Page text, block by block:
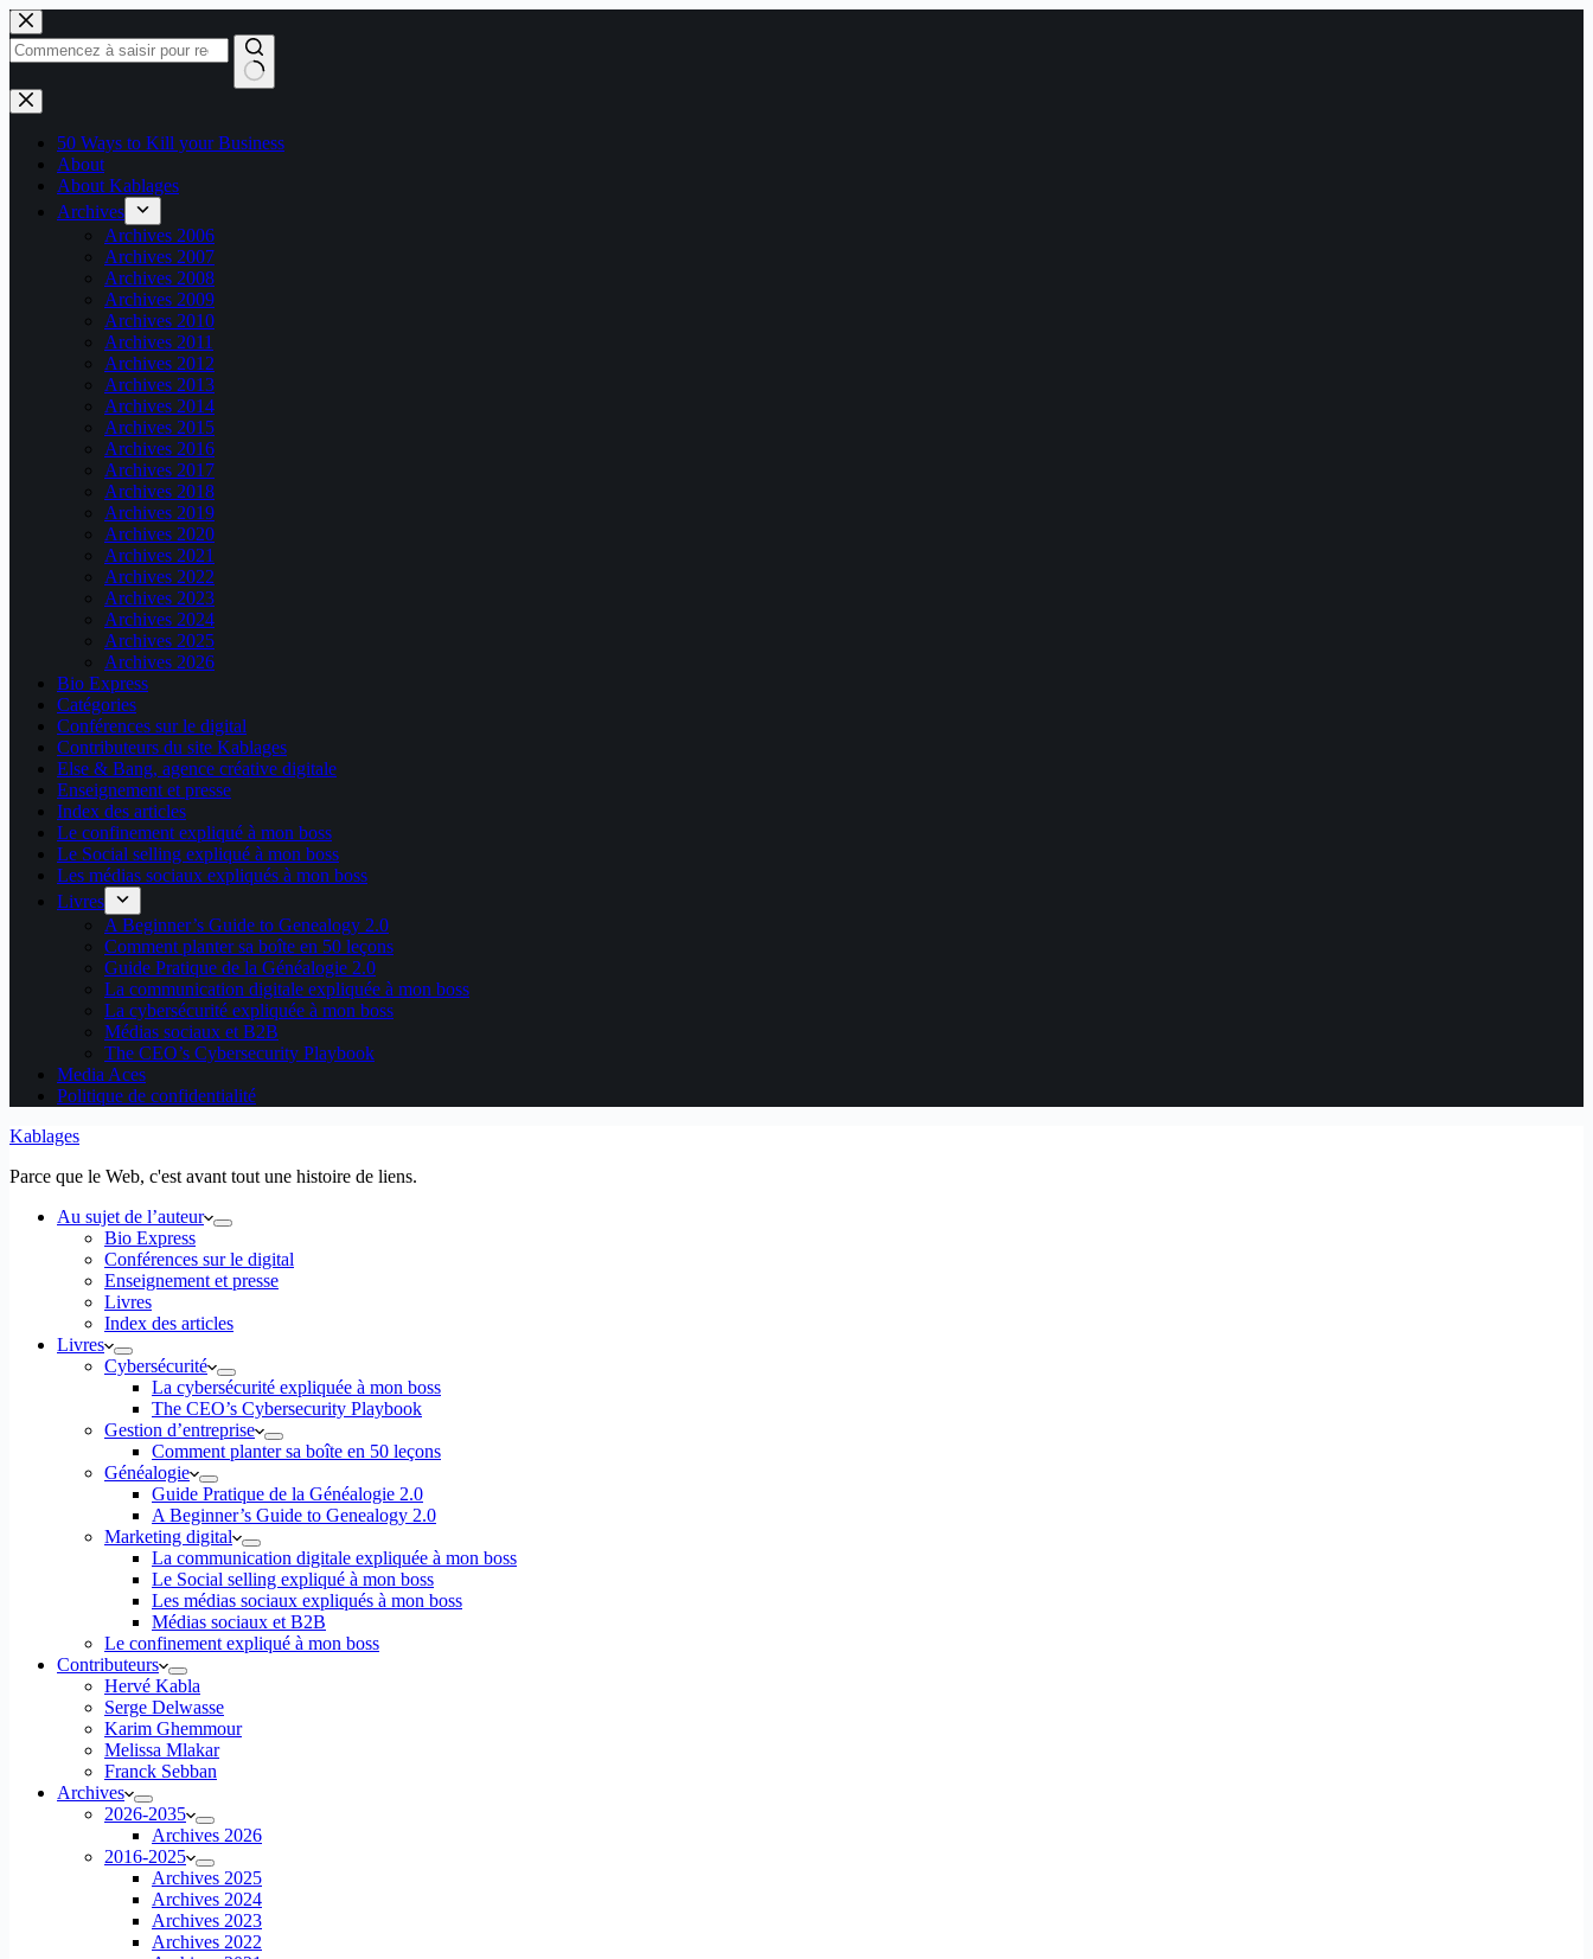
Passer
au
contenu
Aucun
résultat
50 Ways to Kill your Business
About
About Kablages
Archives
Archives 2006
Archives 2007
Archives 2008
Archives 2009
Archives 2010
Archives 2011
Archives 2012
Archives 2013
Archives 2014
Archives 2015
Archives 2016
Archives 2017
Archives 2018
Archives 2019
Archives 2020
Archives 2021
Archives 2022
Archives 2023
Archives 2024
Archives 2025
Archives 2026
Bio Express
Catégories
Conférences sur le digital
Contributeurs du site Kablages
Else & Bang, agence créative digitale
Enseignement et presse
Index des articles
Le confinement expliqué à mon boss
Le Social selling expliqué à mon boss
Les médias sociaux expliqués à mon boss
Livres
A Beginner’s Guide to Genealogy 2.0
Comment planter sa boîte en 50 leçons
Guide Pratique de la Généalogie 2.0
La communication digitale expliquée à mon boss
La cybersécurité expliquée à mon boss
Médias sociaux et B2B
The CEO’s Cybersecurity Playbook
Media Aces
Politique de confidentialité
Kablages
Parce que le Web, c'est avant tout une histoire de liens.
Au sujet de l’auteur
Bio Express
Conférences sur le digital
Enseignement et presse
Livres
Index des articles
Livres
Cybersécurité
La cybersécurité expliquée à mon boss
The CEO’s Cybersecurity Playbook
Gestion d’entreprise
Comment planter sa boîte en 50 leçons
Généalogie
Guide Pratique de la Généalogie 2.0
A Beginner’s Guide to Genealogy 2.0
Marketing digital
La communication digitale expliquée à mon boss
Le Social selling expliqué à mon boss
Les médias sociaux expliqués à mon boss
Médias sociaux et B2B
Le confinement expliqué à mon boss
Contributeurs
Hervé Kabla
Serge Delwasse
Karim Ghemmour
Melissa Mlakar
Franck Sebban
Archives
2026-2035
Archives 2026
2016-2025
Archives 2025
Archives 2024
Archives 2023
Archives 2022